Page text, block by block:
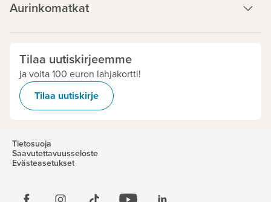
Aurinkomatkat
Tilaa uutiskirjeemme
ja voita 100 euron lahjakortti!
Tilaa uutiskirje
Tietosuoja
Saavutettavuusseloste
Evästeasetukset